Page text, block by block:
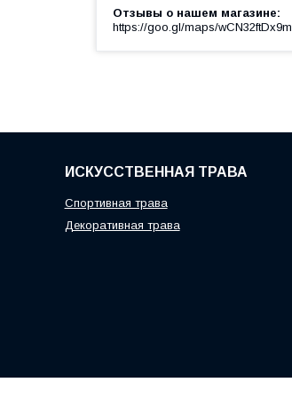
Отзывы о нашем магазине
https://goo.gl/maps/wCN32ftDx9m
ИСКУССТВЕННАЯ ТРАВА
Спортивная трава
Декоративная трава